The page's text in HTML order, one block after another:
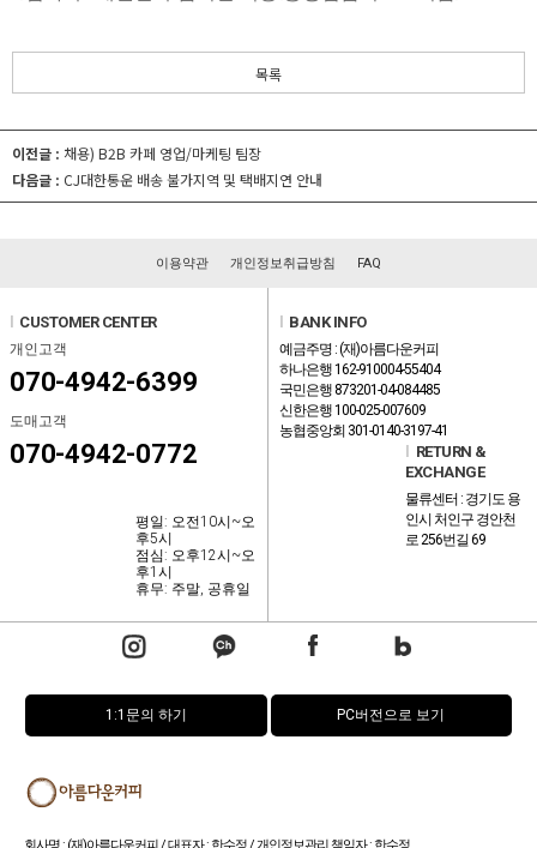
목록
이전글 : 채용) B2B 카페 영업/마케팅 팀장
다음글 : CJ대한통운 배송 불가지역 및 택배지연 안내
이용약관 개인정보취급방침 FAQ
CUSTOMER CENTER
개인고객
070-4942-6399
도매고객
070-4942-0772
평일: 오전10시~오
후5시
점심: 오후12시~오
후1시
휴무: 주말, 공휴일
BANK INFO
예금주명 : (재)아름다운커피
하나은행 162-910004-55404
국민은행 873201-04-084485
신한은행 100-025-007609
농협중앙회 301-0140-3197-41
RETURN &
EXCHANGE
물류센터 : 경기도 용
인시 처인구 경안천
로 256번길 69
1:1문의 하기 PC버전으로 보기
회사명 : (재)아름다운커피 / 대표자 : 한수정 / 개인정보관리 책임자 : 한수정